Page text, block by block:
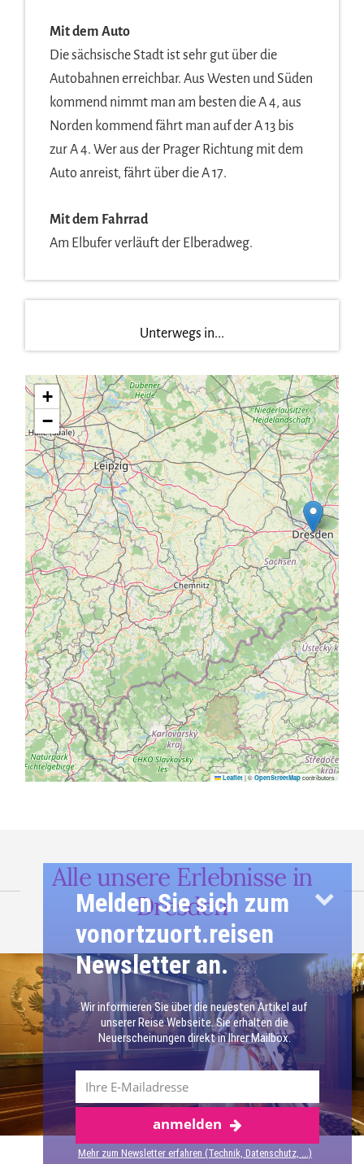
Mit dem Auto
Die sächsische Stadt ist sehr gut über die
Autobahnen erreichbar. Aus Westen und Süden
kommend nimmt man am besten die A 4, aus
Norden kommend fährt man auf der A 13 bis
zur A 4. Wer aus der Prager Richtung mit dem
Auto anreist, fährt über die A 17.
Mit dem Fahrrad
Am Elbufer verläuft der Elberadweg.
Unterwegs in...
+
−
Leaflet |© OpenStreetMapcontributors
Alle unsere Erlebnisse in
Dresden
Melden Sie sich zum
vonortzuort.reisen
Newsletter an.
Wir informieren Sie über die neuesten Artikel auf
unserer Reise Webseite. Sie erhalten die
Neuerscheinungen direkt in Ihrer Mailbox.
anmelden
Mehr zum Newsletter erfahren (Technik, Datenschutz, ...)